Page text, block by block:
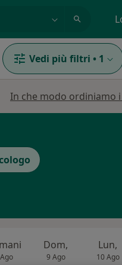
Vedi più filtri • 1
In che modo ordiniamo
Dom,
9 Ago
Lun,
10 Ago